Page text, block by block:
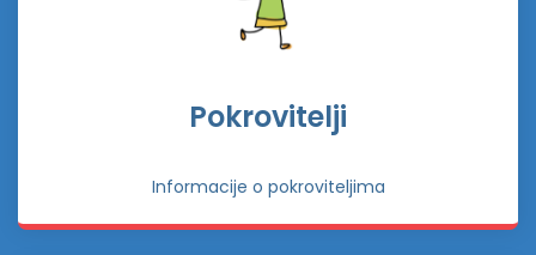
Pokrovitelji
Informacije o pokroviteljima